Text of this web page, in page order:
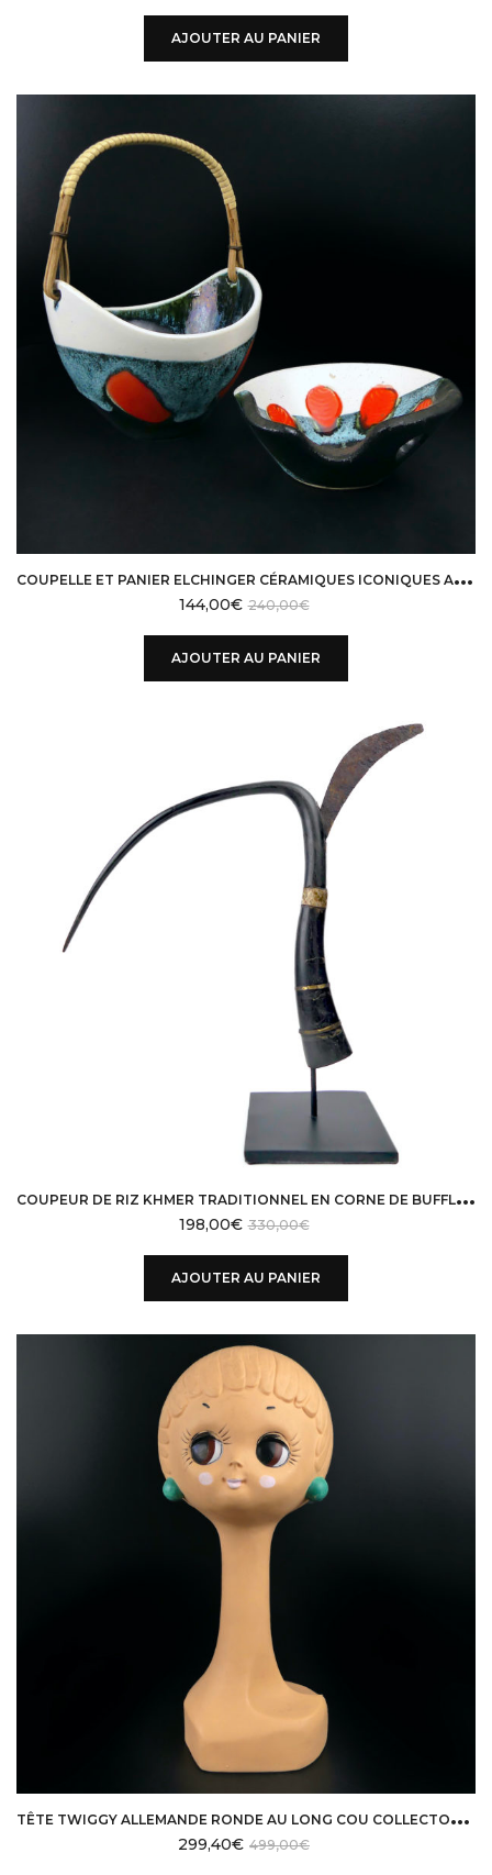
AJOUTER AU PANIER
C
OUPELLE ET PANIER ELCHINGER CÉRAMIQUES ICONIQUES AU DÉCOR ABSTRAIT DESIGN 50
240,00€
144,00€
AJOUTER AU PANIER
C
OUPEUR DE RIZ KHMER TRADITIONNEL EN CORNE DE BUFFLE FER ET LAITON CAMBODGE MI-XXE
330,00€
198,00€
AJOUTER AU PANIER
T
ÊTE TWIGGY ALLEMANDE RONDE AU LONG COU COLLECTOR RARE DES ANNÉES 60/70
499,00€
299,40€